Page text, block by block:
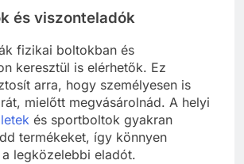
és viszonteladók
fizikai boltokban és
keresztül is elérhetők. Ez
arra, hogy személyesen is
mielőtt megvásárolnád. A helyi
és sportboltok gyakran
termékeket, így könnyen
legközelebbi eladót.